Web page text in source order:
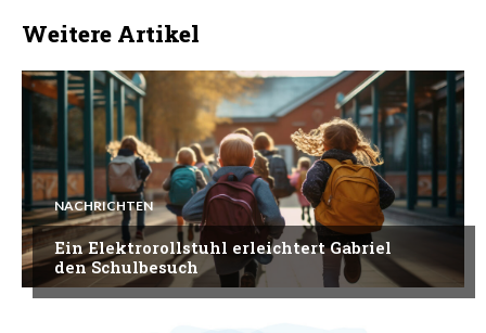
Weitere Artikel
NACHRICHTEN
Ein Elektrorollstuhl erleichtert Gabriel
den Schulbesuch